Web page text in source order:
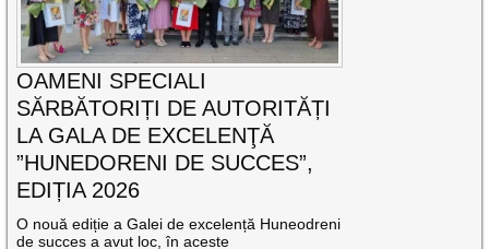
OAMENI SPECIALI
SĂRBĂTORIȚI DE AUTORITĂȚI
LA GALA DE EXCELENŢĂ
”HUNEDORENI DE SUCCES”,
EDIȚIA 2026
O nouă ediție a Galei de excelență Huneodreni
de succes a avut loc, în aceste